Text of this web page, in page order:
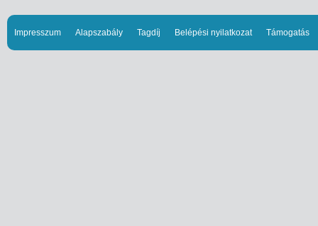
Impresszum Alapszabály Tagdíj Belépési nyilatkozat Támogatás